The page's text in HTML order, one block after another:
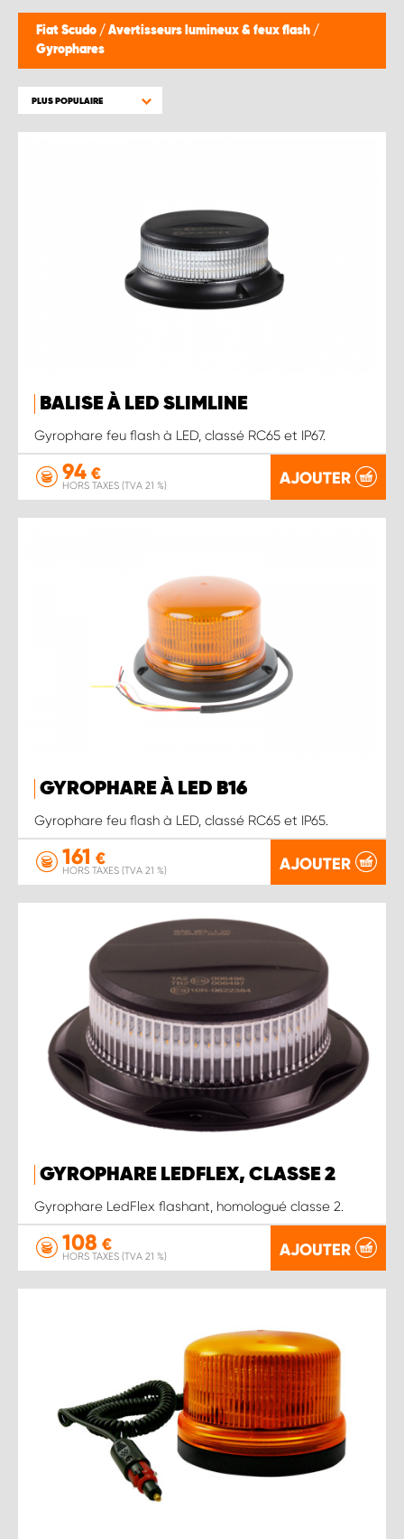
Fiat Scudo / Avertisseurs lumineux & feux flash /
Gyrophares
PLUS POPULAIRE
BALISE À LED SLIMLINE
Gyrophare feu flash à LED, classé RC65 et IP67.
94 €
HORS TAXES (TVA 21 %) AJOUTER
GYROPHARE À LED B16
Gyrophare feu flash à LED, classé RC65 et IP65.
161 €
HORS TAXES (TVA 21 %) AJOUTER
GYROPHARE LEDFLEX, CLASSE 2
Gyrophare LedFlex flashant, homologué classe 2.
108 €
HORS TAXES (TVA 21 %) AJOUTER
WORK SYSTEM LIMBURG-KEMPEN
WORK SYSTEM NAMUR